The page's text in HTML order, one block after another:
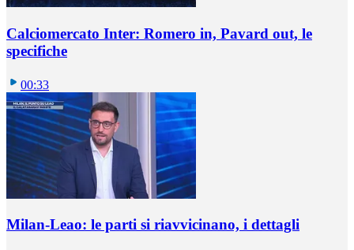
Calciomercato Inter: Romero in, Pavard out, le
specifiche
00:33
Milan-Leao: le parti si riavvicinano, i dettagli